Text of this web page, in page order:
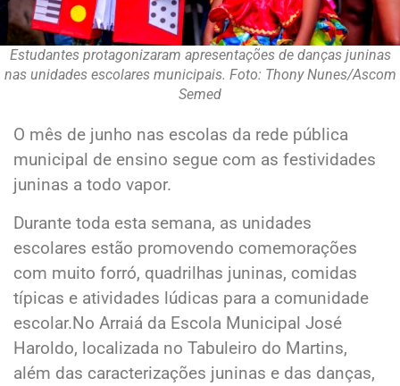
Estudantes protagonizaram apresentações de danças juninas
nas unidades escolares municipais. Foto: Thony Nunes/Ascom
Semed
O mês de junho nas escolas da rede pública
municipal de ensino segue com as festividades
juninas a todo vapor.
Durante toda esta semana, as unidades
escolares estão promovendo comemorações
com muito forró, quadrilhas juninas, comidas
típicas e atividades lúdicas para a comunidade
escolar.No Arraiá da Escola Municipal José
Haroldo, localizada no Tabuleiro do Martins,
além das caracterizações juninas e das danças,